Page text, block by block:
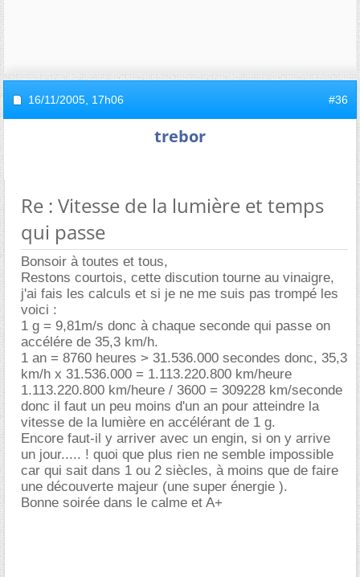
16/11/2005, 17h06 #36
trebor
Re : Vitesse de la lumière et temps
qui passe
Bonsoir à toutes et tous,
Restons courtois, cette discution tourne au vinaigre,
j'ai fais les calculs et si je ne me suis pas trompé les
voici :
1 g = 9,81m/s donc à chaque seconde qui passe on
accélére de 35,3 km/h.
1 an = 8760 heures > 31.536.000 secondes donc, 35,3
km/h x 31.536.000 = 1.113.220.800 km/heure
1.113.220.800 km/heure / 3600 = 309228 km/seconde
donc il faut un peu moins d'un an pour atteindre la
vitesse de la lumière en accélérant de 1 g.
Encore faut-il y arriver avec un engin, si on y arrive
un jour..... ! quoi que plus rien ne semble impossible
car qui sait dans 1 ou 2 siècles, à moins que de faire
une découverte majeur (une super énergie ).
Bonne soirée dans le calme et A+